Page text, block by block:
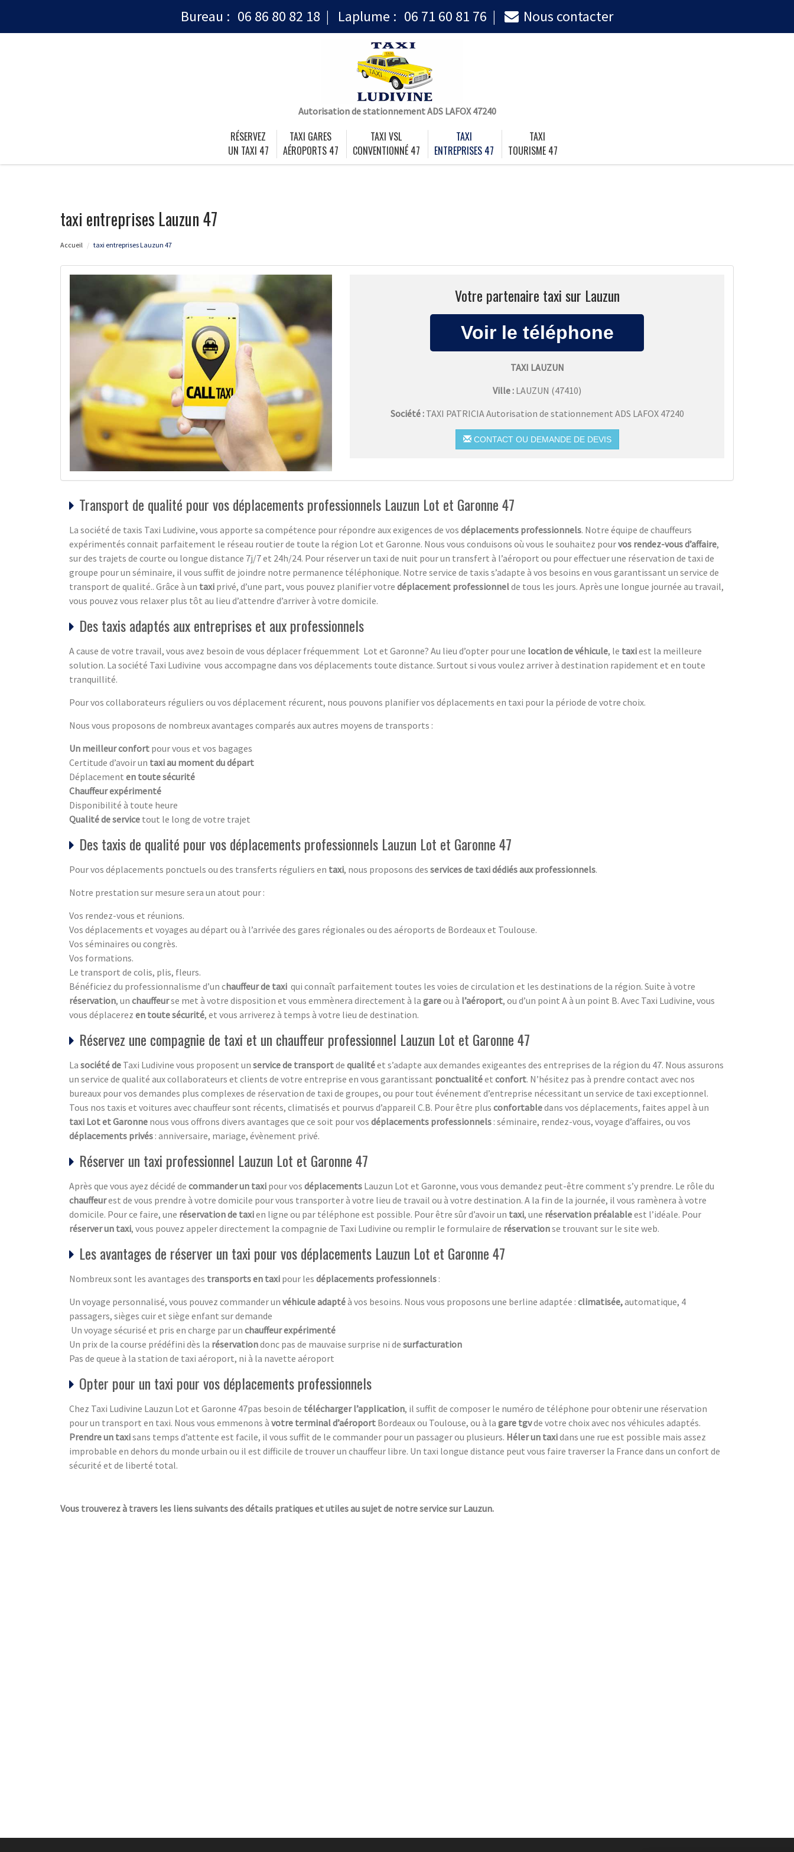
Bureau : 06 86 80 82 18 Laplume : 06 71 60 81 76 Nous contacter
Autorisation de stationnement ADS LAFOX 47240
RÉSERVEZ
UN TAXI 47
TAXI GARES
AÉROPORTS 47
TAXI VSL
CONVENTIONNÉ 47
TAXI
ENTREPRISES 47
TAXI
TOURISME 47
taxi entreprises Lauzun 47
Accueil taxi entreprises Lauzun 47
Votre partenaire taxi sur Lauzun
TAXI LAUZUN
Ville : LAUZUN (47410)
Société : TAXI PATRICIA Autorisation de stationnement ADS LAFOX 47240
CONTACT OU DEMANDE DE DEVIS
Transport de qualité pour vos déplacements professionnels Lauzun Lot et Garonne 47
La société de taxis Taxi Ludivine, vous apporte sa compétence pour répondre aux exigences de vos déplacements professionnels. Notre équipe de chauffeurs
expérimentés connait parfaitement le réseau routier de toute la région Lot et Garonne. Nous vous conduisons où vous le souhaitez pourvos rendez-vous d’affaire,
sur des trajets de courte ou longue distance 7j/7 et 24h/24. Pour réserver un taxi de nuit pour un transfert à l’aéroport ou pour effectuer une réservation de taxi de
groupe pour un séminaire, il vous suffit de joindre notre permanence téléphonique. Notre service de taxis s’adapte à vos besoins en vous garantissant un service de
transport de qualité.. Grâce à un taxi privé, d’une part, vous pouvez planifier votre déplacement professionnelde tous les jours. Après une longue journée au travail,
vous pouvez vous relaxer plus tôt au lieu d’attendre d’arriver à votre domicile.
Des taxis adaptés aux entreprises et aux professionnels
A cause de votre travail, vous avez besoin de vous déplacer fréquemment Lot et Garonne? Au lieu d’opter pour une location de véhicule, le taxiest la meilleure
solution. La société Taxi Ludivine vous accompagne dans vos déplacements toute distance. Surtout si vous voulez arriver à destination rapidement et en toute
tranquillité.
Pour vos collaborateurs réguliers ou vos déplacement récurent, nous pouvons planifier vos déplacements en taxi pour la période de votre choix.
Nous vous proposons de nombreux avantages comparés aux autres moyens de transports :
Un meilleur confort pour vous et vos bagages
Certitude d’avoir un taxi au moment du départ
Déplacement en toute sécurité
Chauffeur expérimenté
Disponibilité à toute heure
Qualité de service tout le long de votre trajet
Des taxis de qualité pour vos déplacements professionnels Lauzun Lot et Garonne 47
Pour vos déplacements ponctuels ou des transferts réguliers en taxi, nous proposons des services de taxi dédiés aux professionnels.
Notre prestation sur mesure sera un atout pour :
Vos rendez-vous et réunions.
Vos déplacements et voyages au départ ou à l’arrivée des gares régionales ou des aéroports de Bordeaux et Toulouse.
Vos séminaires ou congrès.
Vos formations.
Le transport de colis, plis, fleurs.
Bénéficiez du professionnalisme d’un chauffeur de taxi qui connaît parfaitement toutes les voies de circulation et les destinations de la région. Suite à votre
réservation, un chauffeurse met à votre disposition et vous emmènera directement à la gareou à l’aéroport, ou d’un point A à un point B. Avec Taxi Ludivine, vous
vous déplacerez en toute sécurité, et vous arriverez à temps à votre lieu de destination.
Réservez une compagnie de taxi et un chauffeur professionnel Lauzun Lot et Garonne 47
La société de Taxi Ludivine vous proposent un service de transportde qualitéet s’adapte aux demandes exigeantes des entreprises de la région du 47. Nous assurons
un service de qualité aux collaborateurs et clients de votre entreprise en vous garantissant ponctualitéet confort. N’hésitez pas à prendre contact avec nos
bureaux pour vos demandes plus complexes de réservation de taxi de groupes, ou pour tout événement d’entreprise nécessitant un service de taxi exceptionnel.
Tous nos taxis et voitures avec chauffeur sont récents, climatisés et pourvus d’appareil C.B. Pour être plus confortabledans vos déplacements, faites appel à un
taxi Lot et Garonne nous vous offrons divers avantages que ce soit pour vos déplacements professionnels : séminaire, rendez-vous, voyage d’affaires, ou vos
déplacements privés : anniversaire, mariage, évènement privé.
Réserver un taxi professionnel Lauzun Lot et Garonne 47
Après que vous ayez décidé de commander un taxi pour vos déplacements Lauzun Lot et Garonne, vous vous demandez peut-être comment s’y prendre. Le rôle du
chauffeurest de vous prendre à votre domicile pour vous transporter à votre lieu de travail ou à votre destination. A la fin de la journée, il vous ramènera à votre
domicile. Pour ce faire, une réservation de taxien ligne ou par téléphone est possible. Pour être sûr d’avoir un taxi, une réservation préalableest l’idéale. Pour
réserver un taxi, vous pouvez appeler directement la compagnie de Taxi Ludivine ou remplir le formulaire de réservationse trouvant sur le site web.
Les avantages de réserver un taxi pour vos déplacements Lauzun Lot et Garonne 47
Nombreux sont les avantages des transports en taxi pour les déplacements professionnels :
Un voyage personnalisé, vous pouvez commander un véhicule adaptéà vos besoins. Nous vous proposons une berline adaptée : climatisée,automatique, 4
passagers, sièges cuir et siège enfant sur demande
Un voyage sécurisé et pris en charge par un chauffeur expérimenté
Un prix de la course prédéfini dès la réservationdonc pas de mauvaise surprise ni de surfacturation
Pas de queue à la station de taxi aéroport, ni à la navette aéroport
Opter pour un taxi pour vos déplacements professionnels
Chez Taxi Ludivine Lauzun Lot et Garonne 47pas besoin de télécharger l’application, il suffit de composer le numéro de téléphone pour obtenir une réservation
pour un transport en taxi. Nous vous emmenons à votre terminal d’aéroport Bordeaux ou Toulouse, ou à la gare tgvde votre choix avec nos véhicules adaptés.
Prendre un taxisans temps d’attente est facile, il vous suffit de le commander pour un passager ou plusieurs. Héler un taxidans une rue est possible mais assez
improbable en dehors du monde urbain ou il est difficile de trouver un chauffeur libre. Un taxi longue distance peut vous faire traverser la France dans un confort de
sécurité et de liberté total.
Vous trouverez à travers les liens suivants des détails pratiques et utiles au sujet de notre service sur Lauzun.